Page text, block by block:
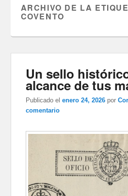
ARCHIVO DE LA
COVENTO
Un sello
alcance de tus
Publicado el enero 24, 2026 por
comentario